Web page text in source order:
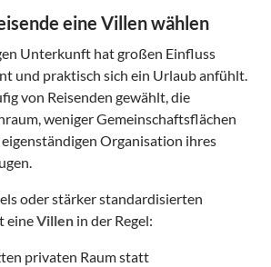
eine Villen wählen
Unterkunft hat großen Einfluss
und praktisch sich ein Urlaub anfühlt.
von Reisenden gewählt, die
weniger Gemeinschaftsflächen
Organisation ihres
oder stärker standardisierten
eineVillen in der Regel:
privaten Raum statt